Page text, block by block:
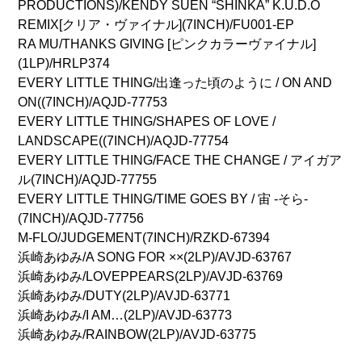
PRODUCTIONS)/KENDY SUEN “SHINKA” K.U.D.O
REMIX[クリア・ヴァイナル](7INCH)/FU001-EP
RA MU/THANKS GIVING [ピンクカラーヴァイナル]
(1LP)/HRLP374
EVERY LITTLE THING/出逢った頃のように / ON AND
ON((7INCH)/AQJD-77753
EVERY LITTLE THING/SHAPES OF LOVE /
LANDSCAPE((7INCH)/AQJD-77754
EVERY LITTLE THING/FACE THE CHANGE / アイガア
ル(7INCH)/AQJD-77755
EVERY LITTLE THING/TIME GOES BY / 宙 -そら-
(7INCH)/AQJD-77756
M-FLO/JUDGEMENT(7INCH)/RZKD-67394
浜崎あゆみ/A SONG FOR ××(2LP)/AVJD-63767
浜崎あゆみ/LOVEPPEARS(2LP)/AVJD-63769
浜崎あゆみ/DUTY(2LP)/AVJD-63771
浜崎あゆみ/I AM…(2LP)/AVJD-63773
浜崎あゆみ/RAINBOW(2LP)/AVJD-63775